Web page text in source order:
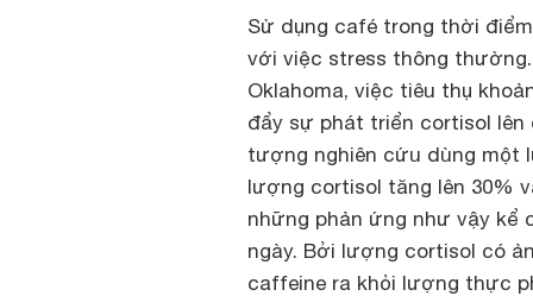
Sử dụng café trong thời
với việc stress thông
Oklahoma, việc tiêu thụ
đẩy sự phát triển cortisol
tượng nghiên cứu dùng một
lượng cortisol tăng lên 30%
những phản ứng như vậy kể
ngày. Bởi lượng cortisol có
caffeine ra khỏi lượng thực